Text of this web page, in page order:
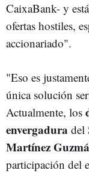
CaixaBank- y
ofertas hostiles,
accionariado".
"Eso es
única solución
Actualmente, los
envergadura del
Martínez
participación del